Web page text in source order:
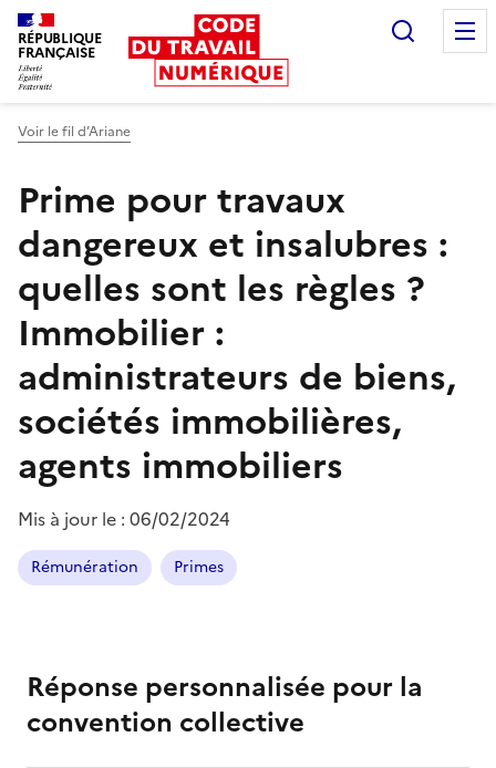
RÉPUBLIQUE
FRANÇAISE
Voir le fil d’Ariane
Prime pour travaux
dangereux et insalubres :
quelles sont les règles ?
Immobilier :
administrateurs de biens,
sociétés immobilières,
agents immobiliers
Mis à jour le : 06/02/2024
Rémunération Primes
Réponse personnalisée pour la
convention collective